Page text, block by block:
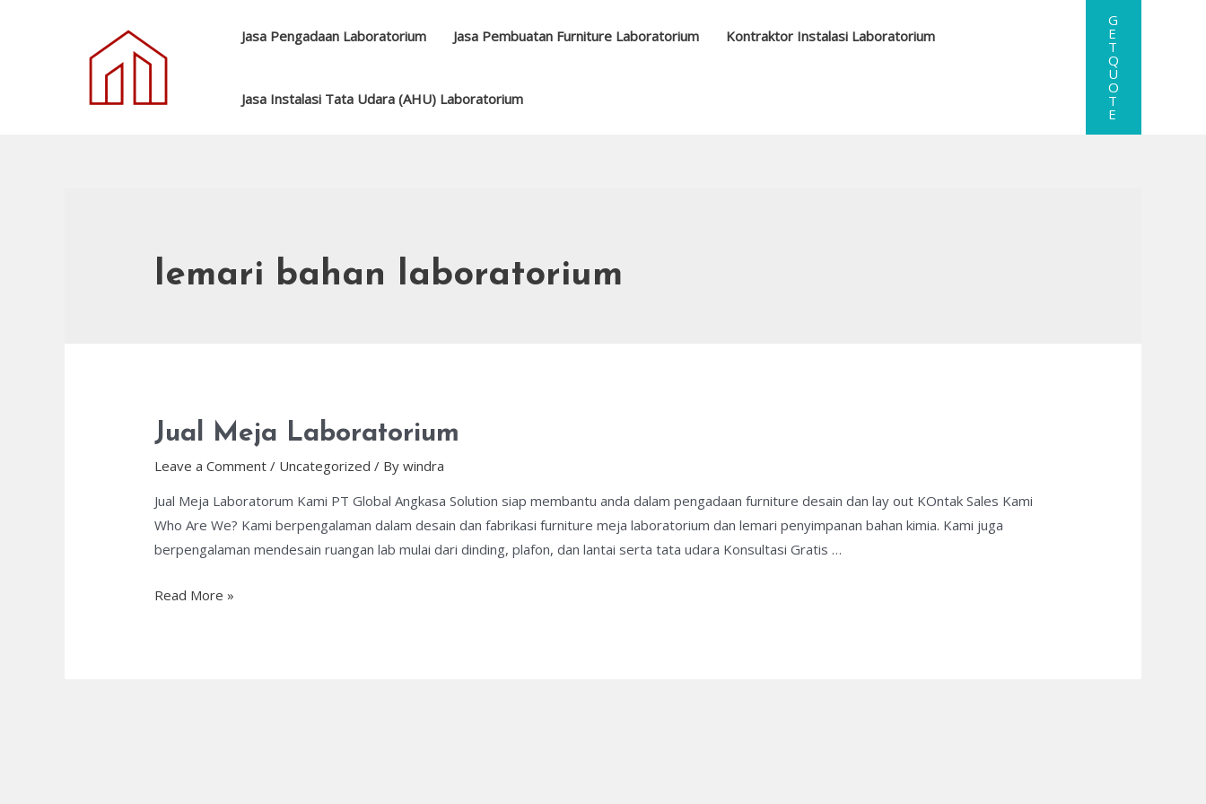
Jasa Pengadaan Laboratorium Jasa Pembuatan Furniture Laboratorium Kontraktor Instalasi Laboratorium
Jasa Instalasi Tata Udara (AHU) Laboratorium
G
E
T
Q
U
O
T
E
lemari bahan laboratorium
Jual Meja Laboratorium
Leave a Comment / Uncategorized / Bywindra
Jual Meja Laboratorum Kami PT Global Angkasa Solution siap membantu anda dalam pengadaan furniture desain dan lay out KOntak Sales Kami
Who Are We? Kami berpengalaman dalam desain dan fabrikasi furniture meja laboratorium dan lemari penyimpanan bahan kimia. Kami juga
berpengalaman mendesain ruangan lab mulai dari dinding, plafon, dan lantai serta tata udara Konsultasi Gratis …
Jual
Read More »